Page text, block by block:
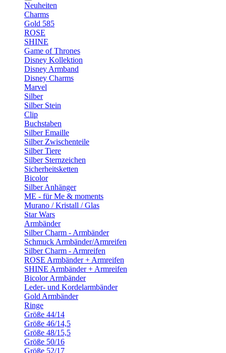
Neuheiten
Charms
Gold 585
ROSE
SHINE
Game of Thrones
Disney Kollektion
Disney Armband
Disney Charms
Marvel
Silber
Silber Stein
Clip
Buchstaben
Silber Emaille
Silber Zwischenteile
Silber Tiere
Silber Sternzeichen
Sicherheitsketten
Bicolor
Silber Anhänger
ME - für Me & moments
Murano / Kristall / Glas
Star Wars
Armbänder
Silber Charm - Armbänder
Schmuck Armbänder/Armreifen
Silber Charm - Armreifen
ROSE Armbänder + Armreifen
SHINE Armbänder + Armreifen
Bicolor Armbänder
Leder- und Kordelarmbänder
Gold Armbänder
Ringe
Größe 44/14
Größe 46/14,5
Größe 48/15,5
Größe 50/16
Größe 52/17